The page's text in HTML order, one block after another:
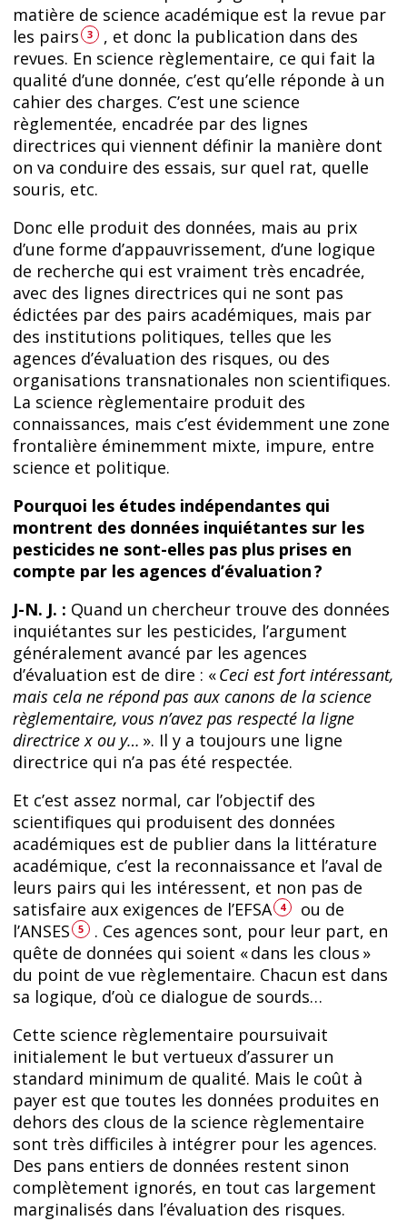
matière de science académique est la revue par
les pairs
3
, et donc la publication dans des
revues. En science règlementaire, ce qui fait la
qualité d’une donnée, c’est qu’elle réponde à un
cahier des charges. C’est une science
règlementée, encadrée par des lignes
directrices qui viennent définir la manière dont
on va conduire des essais, sur quel rat, quelle
souris, etc.
Donc elle produit des données, mais au prix
d’une forme d’appauvrissement, d’une logique
de recherche qui est vraiment très encadrée,
avec des lignes directrices qui ne sont pas
édictées par des pairs académiques, mais par
des institutions politiques, telles que les
agences d’évaluation des risques, ou des
organisations transnationales non scientifiques.
La science règlementaire produit des
connaissances, mais c’est évidemment une zone
frontalière éminemment mixte, impure, entre
science et politique.
Pourquoi les études indépendantes qui
montrent des données inquiétantes sur les
pesticides ne sont-elles pas plus prises en
compte par les agences d’évaluation ?
J-N. J. : Quand un chercheur trouve des données
inquiétantes sur les pesticides, l’argument
généralement avancé par les agences
d’évaluation est de dire : «Ceci est fort intéressant,
mais cela ne répond pas aux canons de la science
règlementaire, vous n’avez pas respecté la ligne
directrice x ou y… ». Il y a toujours une ligne
directrice qui n’a pas été respectée.
Et c’est assez normal, car l’objectif des
scientifiques qui produisent des données
académiques est de publier dans la littérature
académique, c’est la reconnaissance et l’aval de
leurs pairs qui les intéressent, et non pas de
satisfaire aux exigences de l’EFSA
4
ou de
l’ANSES
5
. Ces agences sont, pour leur part, en
quête de données qui soient « dans les clous »
du point de vue règlementaire. Chacun est dans
sa logique, d’où ce dialogue de sourds…
Cette science règlementaire poursuivait
initialement le but vertueux d’assurer un
standard minimum de qualité. Mais le coût à
payer est que toutes les données produites en
dehors des clous de la science règlementaire
sont très difficiles à intégrer pour les agences.
Des pans entiers de données restent sinon
complètement ignorés, en tout cas largement
marginalisés dans l’évaluation des risques.